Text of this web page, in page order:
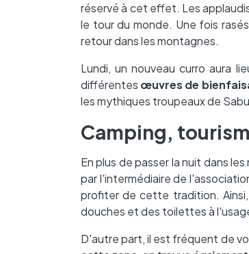
réservé à cet effet. Les
le tour du monde. Une fois
retour dans les montagnes.
Lundi, un nouveau curro aura
différentes œuvres de
les mythiques troupeaux de
Camping,
En plus de passer la nuit dans les
par l'intermédiaire de
profiter de cette tradition.
douches et des toilettes à
D'autre part, il est fréquent de